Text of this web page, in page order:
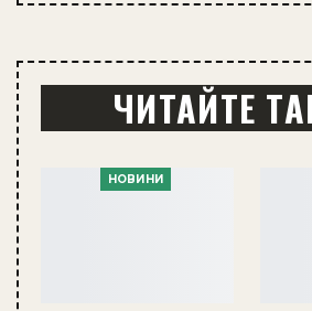
ЧИТАЙТЕ
НОВИНИ